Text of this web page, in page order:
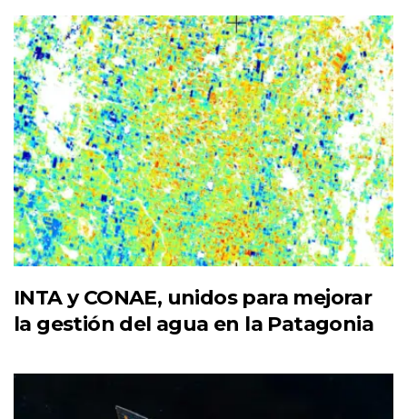
INTA y CONAE, unidos para mejorar
la gestión del agua en la Patagonia